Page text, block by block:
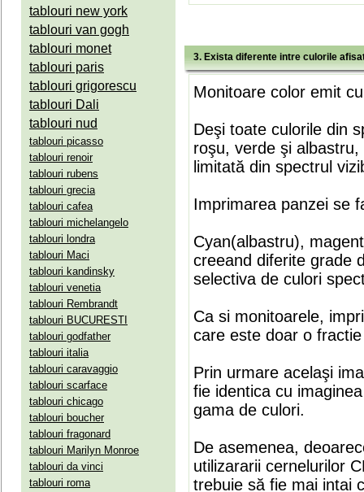
tablouri new york
tablouri van gogh
tablouri monet
tablouri paris
tablouri grigorescu
tablouri Dali
tablouri nud
tablouri picasso
tablouri renoir
tablouri rubens
tablouri grecia
tablouri cafea
tablouri michelangelo
tablouri londra
tablouri Maci
tablouri kandinsky
tablouri venetia
tablouri Rembrandt
tablouri BUCURESTI
tablouri godfather
tablouri italia
tablouri caravaggio
tablouri scarface
tablouri chicago
tablouri boucher
tablouri fragonard
tablouri Marilyn Monroe
tablouri da vinci
tablouri roma
3. Exista diferente intre culorile
Monitoare color emit
Deşi toate culorile din
roşu, verde şi
limitată din spectrul
Imprimarea panzei se
Cyan(albastru),
creeand diferite grade
selectiva de culori
Ca si monitoarele,
care este doar o
Prin urmare acelaşi
fie identica cu
gama de culori.
De asemenea,
utilizararii cernelurilor
trebuie să fie mai intai